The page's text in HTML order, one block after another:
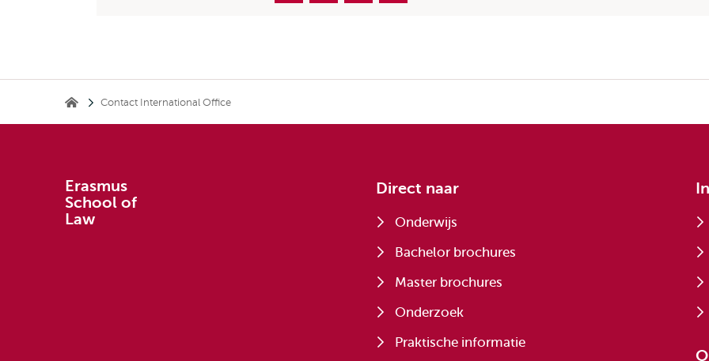
Erasmus School of Law
Contact International Office
Erasmus
School of
Law
Direct naar
Onderwijs
Bachelor brochures
Master brochures
Onderzoek
Praktische informatie